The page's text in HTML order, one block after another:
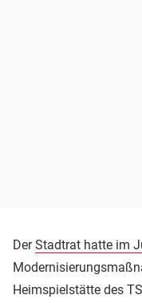
DerStadtrat hatte im
Heimspielstätte des